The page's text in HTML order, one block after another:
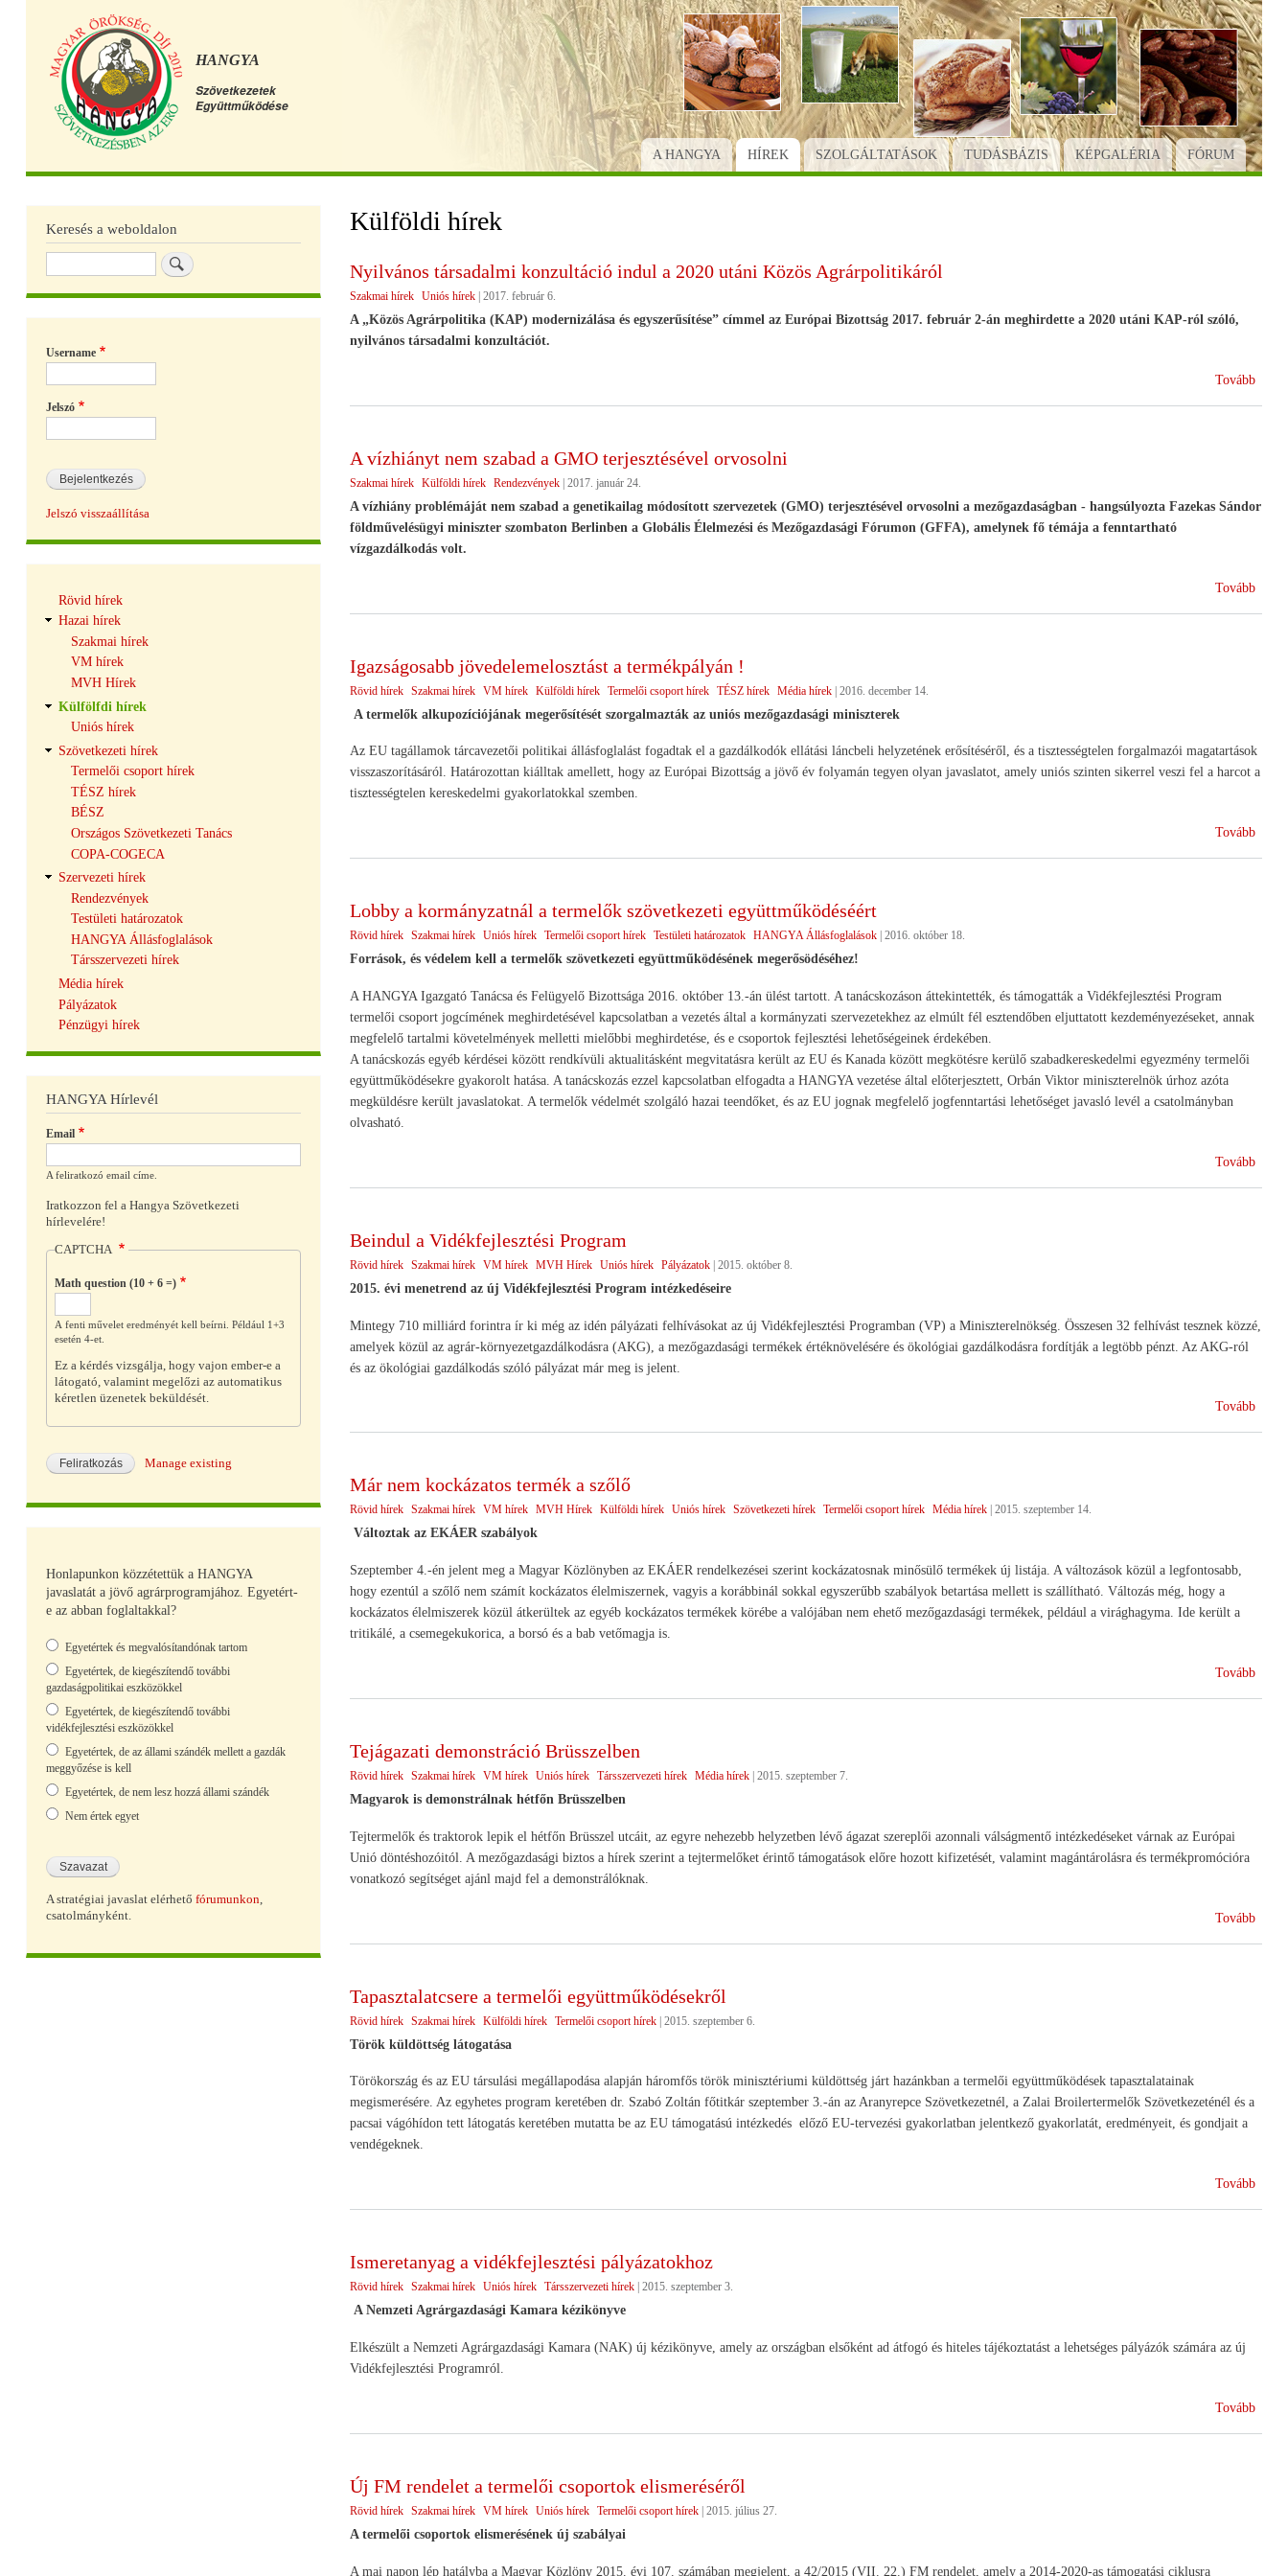
Ugrás
a
tartalomra
HANGYA
Szövetkezetek
Együttműködése
Főmenü
A HANGYA HÍREK SZOLGÁLTATÁSOK TUDÁSBÁZIS KÉPGALÉRIA FÓRUM
Külföldi hírek
Nyilvános társadalmi konzultáció indul a 2020 utáni Közös Agrárpolitikáról
Szakmai hírek Uniós hírek 2017. február 6.
A „Közös Agrárpolitika (KAP) modernizálása és egyszerűsítése” címmel az Európai Bizottság 2017. február 2-án meghirdette a 2020 utáni KAP-ról szóló,
nyilvános társadalmi konzultációt.
Tovább
utáni
A vízhiányt nem szabad a GMO terjesztésével orvosolni
Szakmai hírek Külföldi hírek Rendezvények | 2017. január 24.
A vízhiány problémáját nem szabad a genetikailag módosított szervezetek (GMO) terjesztésével orvosolni a mezőgazdaságban - hangsúlyozta Fazekas Sándor
földművelésügyi miniszter szombaton Berlinben a Globális Élelmezési és Mezőgazdasági Fórumon (GFFA), amelynek fő témája a fenntartható
vízgazdálkodás volt.
Tovább
Igazságosabb jövedelemelosztást a termékpályán !
Rövid hírek Szakmai hírek VM hírek Külföldi hírek Termelői csoport hírek TÉSZ hírek Média hírek | 2016. december 14.
A termelők alkupozíciójának megerősítését szorgalmazták az uniós mezőgazdasági miniszterek
Az EU tagállamok tárcavezetői politikai állásfoglalást fogadtak el a gazdálkodók ellátási láncbeli helyzetének erősítéséről, és a tisztességtelen forgalmazói magatartások
visszaszorításáról. Határozottan kiálltak amellett, hogy az Európai Bizottság a jövő év folyamán tegyen olyan javaslatot, amely uniós szinten sikerrel veszi fel a harcot a
tisztességtelen kereskedelmi gyakorlatokkal szemben.
Tovább
Lobby a kormányzatnál a termelők szövetkezeti együttműködéséért
Rövid hírek Szakmai hírek Uniós hírek Termelői csoport hírek Testületi határozatok HANGYA Állásfoglalások 2016. október 18.
Források, és védelem kell atermelők szövetkezeti együttműködésének megerősödéséhez!
A HANGYA Igazgató Tanácsa és Felügyelő Bizottsága 2016. október 13.-án ülést tartott. A tanácskozáson áttekintették, és támogatták a Vidékfejlesztési Program
termelői csoport jogcímének meghirdetésével kapcsolatban a vezetés által a kormányzati szervezetekhez az elmúlt fél esztendőben eljuttatott kezdeményezéseket, annak
megfelelő tartalmi követelmények melletti mielőbbi meghirdetése, és e csoportok fejlesztési lehetőségeinek érdekében.
A tanácskozás egyéb kérdései között rendkívüli aktualitásként megvitatásra került az EU és Kanada között megkötésre kerülő szabadkereskedelmi egyezmény termelői
együttműködésekre gyakorolt hatása. A tanácskozás ezzel kapcsolatban elfogadta a HANGYA vezetése által előterjesztett, Orbán Viktor miniszterelnök úrhoz azóta
megküldésre került javaslatokat. A termelők védelmét szolgáló hazai teendőket, és az EU jognak megfelelő jogfenntartási lehetőséget javasló levél a csatolmányban
olvasható.
Tovább
Beindul a Vidékfejlesztési Program
Rövid hírek Szakmai hírek VM hírek MVH Hírek Uniós hírek Pályázatok | 2015. október 8.
2015. évi menetrend az új Vidékfejlesztési Program intézkedéseire
Mintegy 710 milliárd forintra ír ki még az idén pályázati felhívásokat az új Vidékfejlesztési Programban (VP) a Miniszterelnökség. Összesen 32 felhívást tesznek közzé,
amelyek közül az agrár-környezetgazdálkodásra (AKG), a mezőgazdasági termékek értéknövelésére és ökológiai gazdálkodásra fordítják a legtöbb pénzt. Az AKG-ról
és az ökológiai gazdálkodás szóló pályázat már meg is jelent.
Tovább
Már nem kockázatos termék a szőlő
Rövid hírek Szakmai hírek VM hírek MVH Hírek Külföldi hírek Uniós hírek Szövetkezeti hírek Termelői csoport hírek Média hírek 2015. szeptember 14.
Változtak az EKÁER szabályok
Szeptember 4.-én jelent meg a Magyar Közlönyben az EKÁER rendelkezései szerint kockázatosnak minősülő termékek új listája. A változások közül a legfontosabb,
hogy ezentúl a szőlő nem számít kockázatos élelmiszernek, vagyis a korábbinál sokkal egyszerűbb szabályok betartása mellett is szállítható. Változás még, hogy a
kockázatos élelmiszerek közül átkerültek az egyéb kockázatos termékek körébe a valójában nem ehető mezőgazdasági termékek, például a virághagyma. Ide került a
tritikálé, a csemegekukorica, a borsó és a bab vetőmagja is.
Tovább
Tejágazati demonstráció Brüsszelben
Rövid hírek Szakmai hírek VM hírek Uniós hírek Társszervezeti hírek Média hírek 2015. szeptember 7.
Magyarok is demonstrálnak hétfőn Brüsszelben
Tejtermelők és traktorok lepik el hétfőn Brüsszel utcáit, az egyre nehezebb helyzetben lévő ágazat szereplői azonnali válságmentő intézkedéseket várnak az Európai
Unió döntéshozóitól. A mezőgazdasági biztos a hírek szerint a tejtermelőket érintő támogatások előre hozott kifizetését, valamint magántárolásra és termékpromócióra
vonatkozó segítséget ajánl majd fel a demonstrálóknak.
Tovább
Tapasztalatcsere a termelői együttműködésekről
Rövid hírek Szakmai hírek Külföldi hírek Termelői csoport hírek | 2015. szeptember 6.
Török küldöttség látogatása
Törökország és az EU társulási megállapodása alapján háromfős török minisztériumi küldöttség járt hazánkban a termelői együttműködések tapasztalatainak
megismerésére. Az egyhetes program keretében dr. Szabó Zoltán főtitkár szeptember 3.-án az Aranyrepce Szövetkezetnél, a Zalai Broilertermelők Szövetkezeténél és a
pacsai vágóhídon tett látogatás keretében mutatta be az EU támogatású intézkedés előző EU-tervezési gyakorlatban jelentkező gyakorlatát, eredményeit, és gondjait a
vendégeknek.
Tovább
Ismeretanyag a vidékfejlesztési pályázatokhoz
Rövid hírek Szakmai hírek Uniós hírek Társszervezeti hírek 2015. szeptember 3.
A Nemzeti Agrárgazdasági Kamara kézikönyve
Elkészült a Nemzeti Agrárgazdasági Kamara (NAK) új kézikönyve, amely az országban elsőként ad átfogó és hiteles tájékoztatást a lehetséges pályázók számára az új
Vidékfejlesztési Programról.
Tovább
Új FM rendelet a termelői csoportok elismeréséről
Rövid hírek Szakmai hírek VM hírek Uniós hírek Termelői csoport hírek | 2015. július 27.
A termelői csoportok elismerésének új szabályai
A mai napon lép hatályba a Magyar Közlöny 2015. évi 107. számában megjelent, a 42/2015 (VII. 22.) FM rendelet, amely a 2014-2020-as támogatási ciklusra
Keresés a weboldalon
Username
Jelszó
Jelszó visszaállítása
navigáció
Rövid hírek
Hazai hírek
Szakmai hírek
VM hírek
MVH Hírek
Külfölfdi hírek
Uniós hírek
Szövetkezeti hírek
Termelői csoport hírek
TÉSZ hírek
BÉSZ
Országos Szövetkezeti Tanács
COPA-COGECA
Szervezeti hírek
Rendezvények
Testületi határozatok
HANGYA Állásfoglalások
Társszervezeti hírek
Média hírek
Pályázatok
Pénzügyi hírek
HANGYA Hírlevél
Email
A feliratkozó email címe.
Iratkozzon fel a Hangya Szövetkezeti
hírlevelére!
CAPTCHA
Math question (10 + 6 =)
A fenti művelet eredményét kell beírni. Például 1+3
esetén 4-et.
Ez a kérdés vizsgálja, hogy vajon ember-e a
látogató, valamint megelőzi az automatikus
kéretlen üzenetek beküldését.
Manage existing
Honlapunkon közzétettük a HANGYA
javaslatát a jövő agrárprogramjához. Egyetért-
e az abban foglaltakkal?
Választások
Egyetértek és megvalósítandónak tartom
Egyetértek, de kiegészítendő további
gazdaságpolitikai eszközökkel
Egyetértek, de kiegészítendő további
vidékfejlesztési eszközökkel
Egyetértek, de az állami szándék mellett a gazdák
meggyőzése is kell
Egyetértek, de nem lesz hozzá állami szándék
Nem értek egyet
A stratégiai javaslat elérhető fórumunkon
csatolmányként.